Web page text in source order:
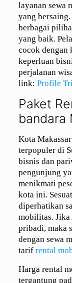
layanan sewa
yang
berbagai
yang baik.
cocok dengan
keperluan
perjalanan
link: Profile
Paket
bandara
Kota
terpopuler di
bisnis dan
pengunjung
menikmati
kota ini.
diperhatikan
mobilitas. Jika
pribadi, maka
dengan sewa
tarif rental
Harga rental
tergantung